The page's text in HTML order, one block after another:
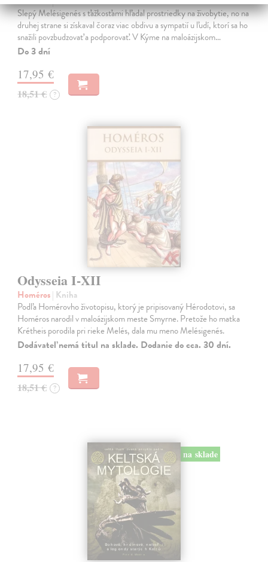
Slepý Melésigenés s ťažkosťami hľadal prostriedky na živobytie, no na
druhej strane si získaval čoraz viac obdivu a sympatií u ľudí, ktorí sa ho
snažili povzbudzovať a podporovať. V Kýme na maloázijskom…
Do 3 dní
17,95 €
18,51 € ?
Odysseia I-XII
Homéros| Kniha
Podľa Homérovho životopisu, ktorý je pripisovaný Hérodotovi, sa
Homéros narodil v maloázijskom meste Smyrne. Pretože ho matka
Krétheis porodila pri rieke Melés, dala mu meno Melésigenés.
Dodávateľ nemá titul na sklade. Dodanie do cca. 30 dní.
17,95 €
18,51 € ?
na sklade